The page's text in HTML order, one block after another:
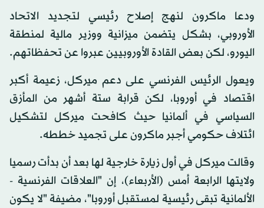
ودعا ماكرون لنهج إصلاح رئيسي لتجديد الاتحاد
الأوروبي، بشكل يتضمن ميزانية ووزير مالية لمنطقة
اليورو، لكن بعض القادة الأوروبيين عبروا عن تحفظاتهم.
ويعول الرئيس الفرنسي على دعم ميركل، زعيمة أكبر
اقتصاد في أوروبا، لكن قرابة ستة أشهر من المأزق
السياسي في ألمانيا حيث كافحت ميركل لتشكيل
ائتلاف حكومي أجبر ماكرون على تجميد خططه.
وقالت ميركل في أول زيارة خارجية لها بعد أن بدأت رسميا
ولايتها الرابعة أمس (الأربعاء)، إن "العلاقات الفرنسية -
الألمانية تبقى رئيسية لمستقبل أوروبا"، مضيفة "لا يكون